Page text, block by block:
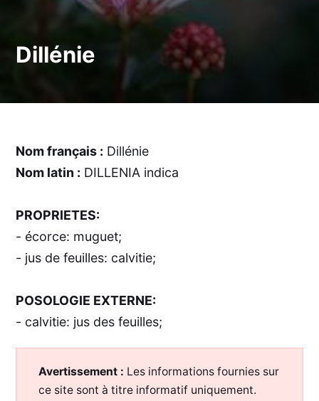
Dillénie
Nom français : Dillénie
Nom latin : DILLENIA indica
PROPRIETES:
- écorce: muguet;
- jus de feuilles: calvitie;
POSOLOGIE EXTERNE:
- calvitie: jus des feuilles;
Avertissement : Les informations fournies sur
ce site sont à titre informatif uniquement.